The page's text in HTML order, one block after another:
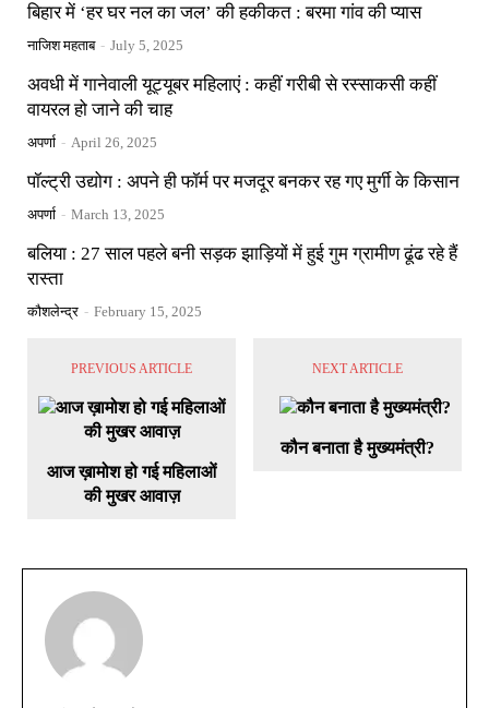
बिहार में ‘हर घर नल का जल’ की हकीकत : बरमा गांव की प्यास
नाजिश महताब - July 5, 2025
अवधी में गानेवाली यूट्यूबर महिलाएं : कहीं गरीबी से रस्साकसी कहीं
वायरल हो जाने की चाह
अपर्णा - April 26, 2025
पॉल्ट्री उद्योग : अपने ही फॉर्म पर मजदूर बनकर रह गए मुर्गी के किसान
अपर्णा - March 13, 2025
बलिया : 27 साल पहले बनी सड़क झाड़ियों में हुई गुम ग्रामीण ढूंढ रहे हैं
रास्ता
कौशलेन्द्र - February 15, 2025
PREVIOUS ARTICLE
आज ख़ामोश हो गई महिलाओं
की मुखर आवाज़
NEXT ARTICLE
कौन बनाता है मुख्यमंत्री?